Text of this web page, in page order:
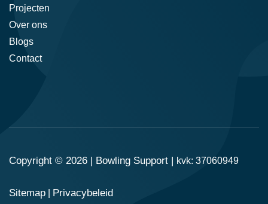
Projecten
Over ons
Blogs
Contact
Copyright © 2026 | Bowling Support kvk: 37060949
Sitemap Privacybeleid